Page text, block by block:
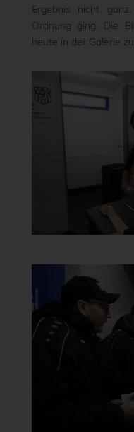
Ergebnis nicht
Ordnung ging. Die
heute in der Galerie